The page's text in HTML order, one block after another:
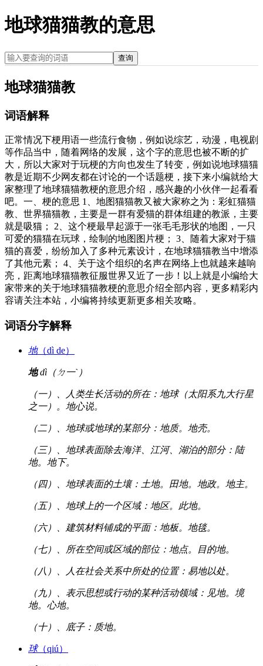
地球猫猫教的意思
查询
地球猫猫教
词语解释
正常情况下梗用语一些流行食物，例如说综艺，动漫，电视剧
等作品当中，随着网络的发展，这个字的意思也被不断的扩
大，所以大家对于玩梗的方向也发生了转变，例如说地球猫猫
教是近期不少网友都在讨论的一个话题梗，接下来小编就给大
家整理了地球猫猫教梗的意思介绍，感兴趣的小伙伴一起看看
吧。一、梗的意思 1、地图猫猫教又被大家称之为：彩虹猫猫
教、世界猫猫教，主要是一群有爱猫的群体组建的教派，主要
就是吸猫； 2、这个梗最早起源于一张毛毛形状的地图，一只
可爱的猫猫在玩球，绘制的地图图片梗； 3、随着大家对于猫
猫的喜爱，纷纷加入了多种元素设计，在地球猫猫教当中增添
了其他元素； 4、关于这个组织的名声在网络上也就越来越响
亮，距离地球猫猫教征服世界又近了一步！以上就是小编给大
家带来的关于地球猫猫教梗的意思介绍全部内容，更多精彩内
容请关注本站，小编将持续更新更多相关攻略。
词语分字解释
地（dì de）
地dì（ㄉ一ˋ）
（一）、人类生长活动的所在：地球（太阳系九大行星
之一）。地心说。
（二）、地球或地球的某部分：地质。地壳。
（三）、地球表面除去海洋、江河、湖泊的部分：陆
地。地下。
（四）、地球表面的土壤：土地。田地。地政。地主。
（五）、地球上的一个区域：地区。此地。
（六）、建筑材料铺成的平面：地板。地毯。
（七）、所在空间或区域的部位：地点。目的地。
（八）、人在社会关系中所处的位置：易地以处。
（九）、表示思想或行动的某种活动领域：见地。境
地。心地。
（十）、底子：质地。
球（qiú）